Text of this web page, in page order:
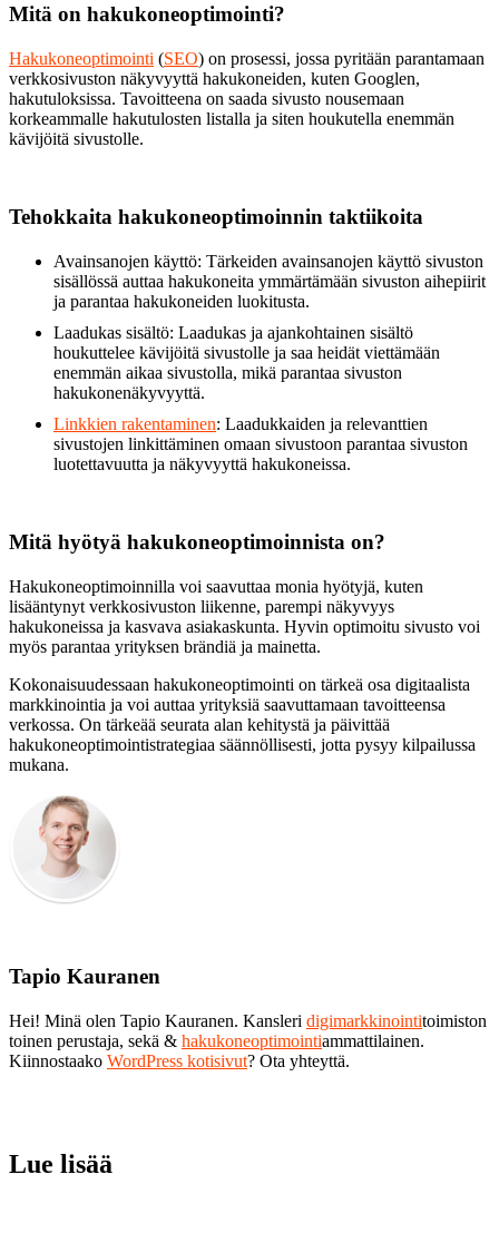
Mitä on hakukoneoptimointi?
Hakukoneoptimointi (SEO) on prosessi, jossa pyritään parantamaan
verkkosivuston näkyvyyttä hakukoneiden, kuten Googlen,
hakutuloksissa. Tavoitteena on saada sivusto nousemaan
korkeammalle hakutulosten listalla ja siten houkutella enemmän
kävijöitä sivustolle.
Tehokkaita hakukoneoptimoinnin taktiikoita
Avainsanojen käyttö: Tärkeiden avainsanojen käyttö sivuston
sisällössä auttaa hakukoneita ymmärtämään sivuston aihepiirit
ja parantaa hakukoneiden luokitusta.
Laadukas sisältö: Laadukas ja ajankohtainen sisältö
houkuttelee kävijöitä sivustolle ja saa heidät viettämään
enemmän aikaa sivustolla, mikä parantaa sivuston
hakukonenäkyvyyttä.
Linkkien rakentaminen: Laadukkaiden ja relevanttien
sivustojen linkittäminen omaan sivustoon parantaa sivuston
luotettavuutta ja näkyvyyttä hakukoneissa.
Mitä hyötyä hakukoneoptimoinnista on?
Hakukoneoptimoinnilla voi saavuttaa monia hyötyjä, kuten
lisääntynyt verkkosivuston liikenne, parempi näkyvyys
hakukoneissa ja kasvava asiakaskunta. Hyvin optimoitu sivusto voi
myös parantaa yrityksen brändiä ja mainetta.
Kokonaisuudessaan hakukoneoptimointi on tärkeä osa digitaalista
markkinointia ja voi auttaa yrityksiä saavuttamaan tavoitteensa
verkossa. On tärkeää seurata alan kehitystä ja päivittää
hakukoneoptimointistrategiaa säännöllisesti, jotta pysyy kilpailussa
mukana.
Tapio Kauranen
Hei! Minä olen Tapio Kauranen. Kansleri digimarkkinointitoimiston
toinen perustaja, sekä & hakukoneoptimointiammattilainen.
Kiinnostaako WordPress kotisivut? Ota yhteyttä.
Lue lisää